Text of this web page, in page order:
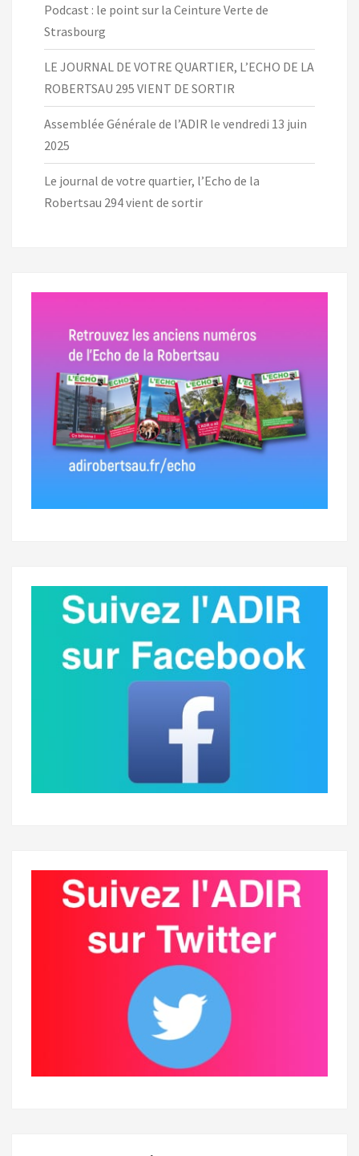
Podcast : le point sur la Ceinture Verte de
Strasbourg
LE JOURNAL DE VOTRE QUARTIER, L’ECHO DE LA
ROBERTSAU 295 VIENT DE SORTIR
Assemblée Générale de l’ADIR le vendredi 13 juin
2025
Le journal de votre quartier, l’Echo de la
Robertsau 294 vient de sortir